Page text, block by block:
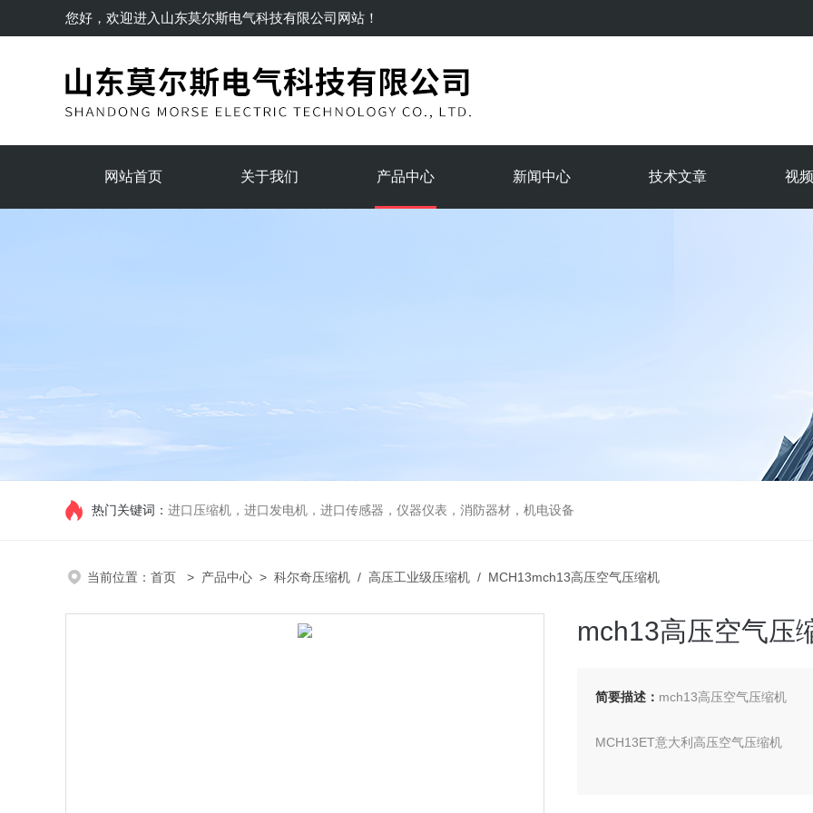
您好，欢迎进入 山东莫尔斯电气科技有限公司网站！
网站首页 关于我们 产品中心 新闻中心 技术文章 视
热门关键词： 进口压缩机，进口发电机，进口传感器，仪器仪表，消防器材，机电设备
当前位置： 首页 > 产品中心 > 科尔奇压缩机 / 高压工业级压缩机 / MCH13mch13高压空气压缩机
mch13高压空气压
简要描述： mch13高压空气压缩机
MCH13ET意大利高压空气压缩机